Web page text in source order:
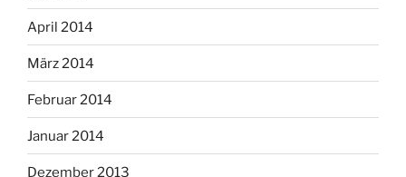
April 2014
März 2014
Februar 2014
Januar 2014
Dezember 2013